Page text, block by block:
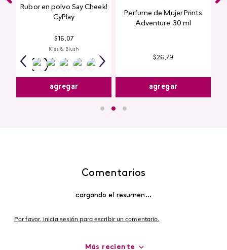
Rubor en polvo Say Cheek!
CyPlay
$16,07
Kiss & Blush
agregar
Perfume de Mujer Prints
Adventure, 30 ml
$26,79
agregar
Comentarios
cargando el resumen…
Por favor, inicia sesión para escribir un comentario.
Más reciente